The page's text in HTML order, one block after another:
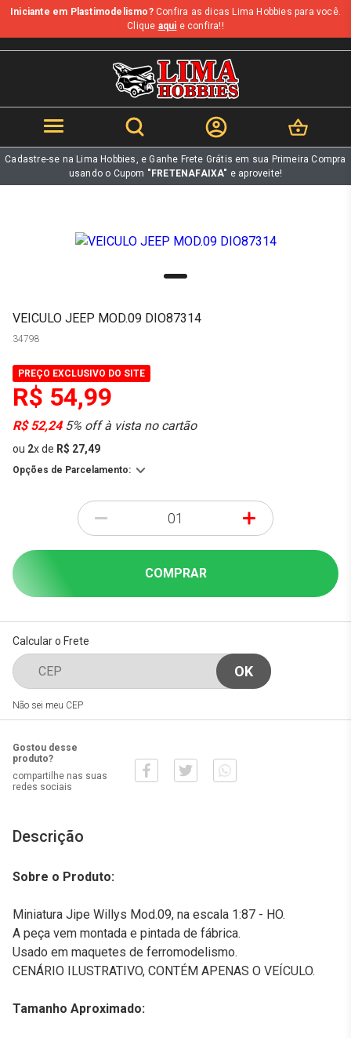
b
Iniciante em Plastimodelismo?Confira as dicas Lima Hobbies para você.
Clique aqui e confira!!
Cadastre-se na Lima Hobbies, e Ganhe Frete Grátis em sua Primeira Compra
usando o Cupom "FRETENAFAIXA" e aproveite!
VEICULO JEEP MOD.09 DIO87314
34798
PREÇO EXCLUSIVO DO SITE
R$ 54,99
R$ 52,245% off à vista no cartão
ou 2xde R$ 27,49
Opções de Parcelamento:
- +
COMPRAR
Calcular o Frete
Não sei meu CEP
Gostou desse
produto?
compartilhe nas suas
redes sociais
Descrição
Sobre o Produto:
Miniatura Jipe Willys Mod.09, na escala 1:87 - HO.
A peça vem montada e pintada de fábrica.
Usado em maquetes de ferromodelismo.
CENÁRIO ILUSTRATIVO, CONTÉM APENAS O VEÍCULO.
Tamanho Aproximado: